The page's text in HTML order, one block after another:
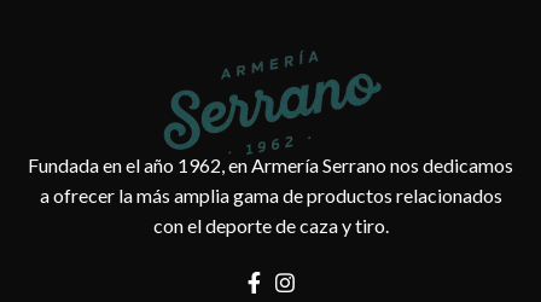
Fundada en el año 1962, en Armería Serrano nos dedicamos
a ofrecer la más amplia gama de productos relacionados
con el deporte de caza y tiro.